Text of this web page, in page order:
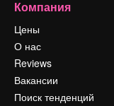
Компания
Цены
О нас
Reviews
Вакансии
Поиск тенденций